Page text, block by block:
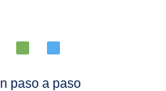
paso a paso